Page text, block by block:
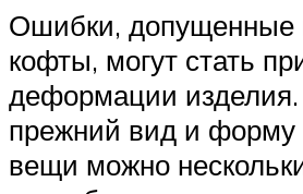
Ошибки, допущенные
кофты, могут стать
деформации изделия.
прежний вид и форму
вещи можно